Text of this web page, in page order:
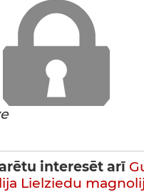
interesēt arī
Lielziedu